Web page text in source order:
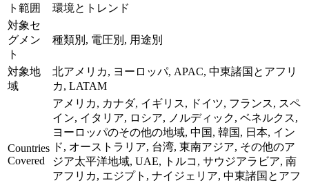
ト範囲
環境とトレンド
対象セ
グメン
ト
種類別, 電圧別, 用途別
対象地
域
北アメリカ, ヨーロッパ, APAC, 中東諸国とアフリ
カ, LATAM
Countries
Covered
アメリカ, カナダ, イギリス, ドイツ, フランス, スペ
イン, イタリア, ロシア, ノルディック, ベネルクス,
ヨーロッパのその他の地域, 中国, 韓国, 日本, イン
ド, オーストラリア, 台湾, 東南アジア, その他のア
ジア太平洋地域, UAE, トルコ, サウジアラビア, 南
アフリカ, エジプト, ナイジェリア, 中東諸国とアフ